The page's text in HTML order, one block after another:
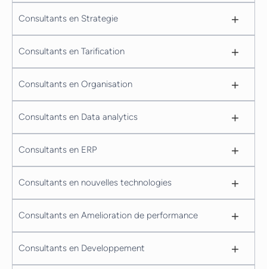
Consultants en Strategie +
Consultants en Tarification +
Consultants en Organisation +
Consultants en Data analytics +
Consultants en ERP +
Consultants en nouvelles technologies +
Consultants en Amelioration de performance +
Consultants en Developpement +